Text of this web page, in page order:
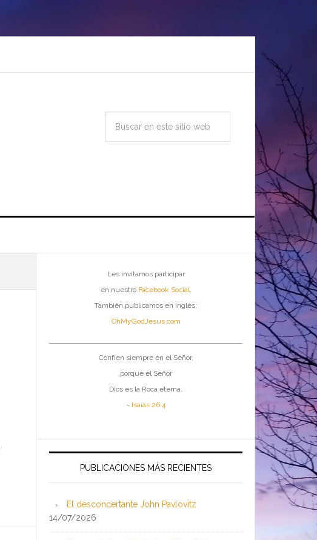
Les invitamos participar
en nuestro Facebook Social.
También publicamos en inglés:
OhMyGodJesus.com
Confíen siempre en el Señor,
porque el Señor
Dios es la Roca eterna.
- Isaías 26:4
PUBLICACIONES MÁS RECIENTES
El desconcertante John Pavlovitz
14/07/2026